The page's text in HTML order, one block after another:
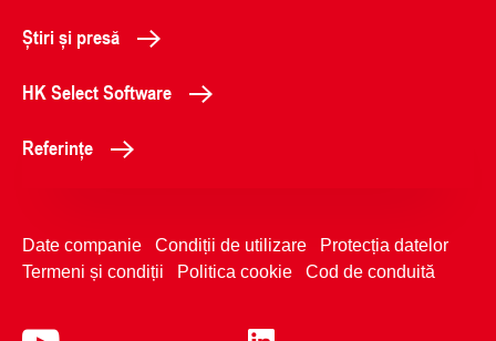
Știri și presă
HK Select Software
Referințe
Date companie Condiții de utilizare
Protecția datelor
Termeni și condiții
Politica cookie Cod de conduită